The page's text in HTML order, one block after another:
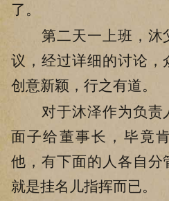
了。
第二天一上班，沐
议，经过详细的讨论，
创意新颖，行之有道。
对于沐泽作为负责
面子给董事长，毕竟
他，有下面的人各自分
就是挂名儿指挥而已。